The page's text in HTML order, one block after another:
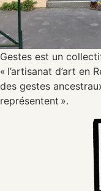
Gestes est un
« l’artisanat d’art en
des gestes
représentent ».